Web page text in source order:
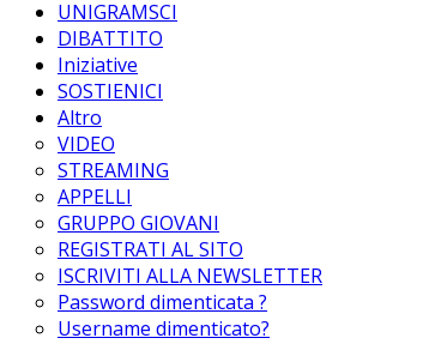
UNIGRAMSCI
DIBATTITO
Iniziative
SOSTIENICI
Altro
VIDEO
STREAMING
APPELLI
GRUPPO GIOVANI
REGISTRATI AL SITO
ISCRIVITI ALLA NEWSLETTER
Password dimenticata ?
Username dimenticato?